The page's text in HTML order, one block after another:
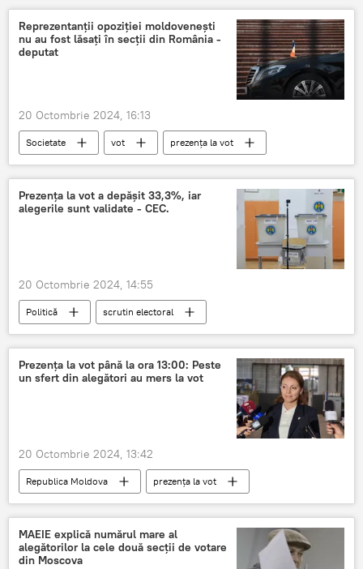
Reprezentanții opoziției moldovenești
nu au fost lăsați în secții din România -
deputat
20 Octombrie 2024, 16:13
Societate vot
prezența la vot
cetateni cu drept de vot
buletine de vot
Prezența la vot a depășit 33,3%, iar
alegerile sunt validate - CEC.
20 Octombrie 2024, 14:55
Politică
scrutin electoral
scrutin prezidenţial
turului al doilea de scrutin
Prezența la vot până la ora 13:00: Peste
un sfert din alegători au mers la vot
20 Octombrie 2024, 13:42
Republica Moldova
prezența la vot
buletin de vot
cetateni cu drept de vot
MAEIE explică numărul mare al
alegătorilor la cele două secții de votare
din Moscova